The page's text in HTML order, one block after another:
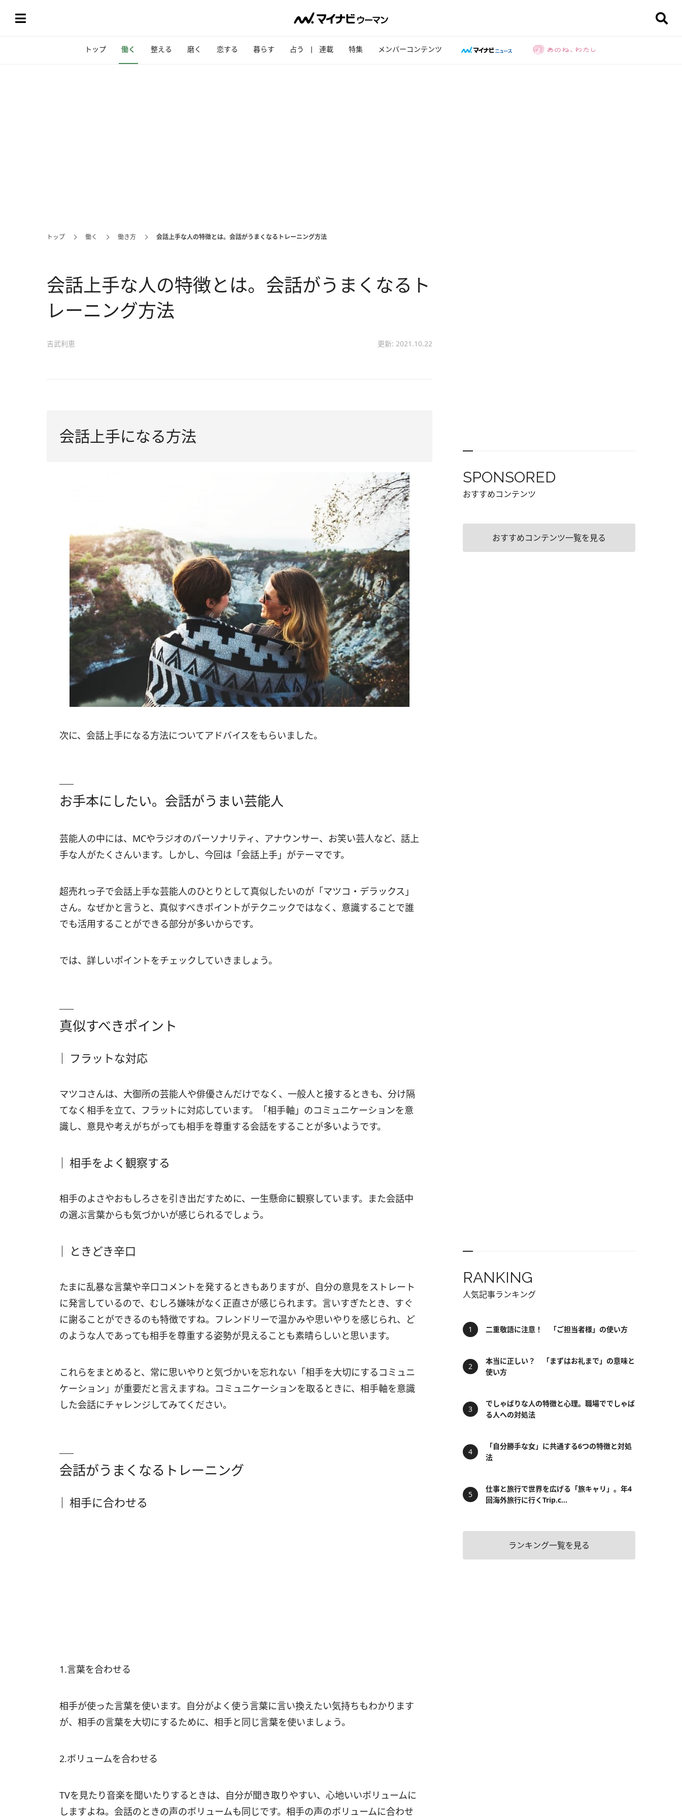
トップ 働く 整える 磨く 恋する 暮らす 占う 連載 特集 メンバーコンテンツ
トップ 働く 働き方 会話上手な人の特徴とは。会話がうまくなるトレーニング方法
会話上手な人の特徴とは。会話がうまくなるト
レーニング方法
吉武利恵 更新: 2021.10.22
会話上手になる方法
次に、会話上手になる方法についてアドバイスをもらいました。
お手本にしたい。会話がうまい芸能人
芸能人の中には、MCやラジオのパーソナリティ、アナウンサー、お笑い芸人など、話上
手な人がたくさんいます。しかし、今回は「会話上手」がテーマです。
超売れっ子で会話上手な芸能人のひとりとして真似したいのが「マツコ・デラックス」
さん。なぜかと言うと、真似すべきポイントがテクニックではなく、意識することで誰
でも活用することができる部分が多いからです。
では、詳しいポイントをチェックしていきましょう。
真似すべきポイント
フラットな対応
マツコさんは、大御所の芸能人や俳優さんだけでなく、一般人と接するときも、分け隔
てなく相手を立て、フラットに対応しています。「相手軸」のコミュニケーションを意
識し、意見や考えがちがっても相手を尊重する会話をすることが多いようです。
相手をよく観察する
相手のよさやおもしろさを引き出だすために、一生懸命に観察しています。また会話中
の選ぶ言葉からも気づかいが感じられるでしょう。
ときどき辛口
たまに乱暴な言葉や辛口コメントを発するときもありますが、自分の意見をストレート
に発言しているので、むしろ嫌味がなく正直さが感じられます。言いすぎたとき、すぐ
に謝ることができるのも特徴ですね。フレンドリーで温かみや思いやりを感じられ、ど
のような人であっても相手を尊重する姿勢が見えることも素晴らしいと思います。
これらをまとめると、常に思いやりと気づかいを忘れない「相手を大切にするコミュニ
ケーション」が重要だと言えますね。コミュニケーションを取るときに、相手軸を意識
した会話にチャレンジしてみてください。
会話がうまくなるトレーニング
相手に合わせる
1.言葉を合わせる
相手が使った言葉を使います。自分がよく使う言葉に言い換えたい気持ちもわかります
が、相手の言葉を大切にするために、相手と同じ言葉を使いましょう。
2.ボリュームを合わせる
TVを見たり音楽を聞いたりするときは、自分が聞き取りやすい、心地いいボリュームに
しますよね。会話のときの声のボリュームも同じです。相手の声のボリュームに合わせ
SPONSORED
おすすめコンテンツ
おすすめコンテンツ一覧を見る
RANKING
人気記事ランキング
二重敬語に注意！ 「ご担当者様」の使い方
本当に正しい？ 「まずはお礼まで」の意味と
使い方
でしゃばりな人の特徴と心理。職場ででしゃば
る人への対処法
「自分勝手な女」に共通する6つの特徴と対処
法
仕事と旅行で世界を広げる「旅キャリ」。年4
回海外旅行に行くTrip.c...
ランキング一覧を見る